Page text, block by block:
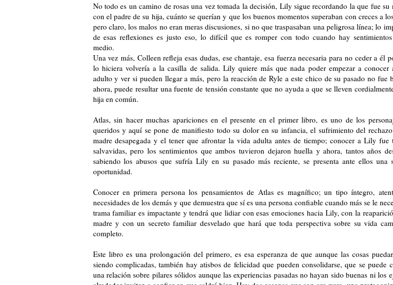
No todo es un camino de rosas una vez tomada la decisión, Lily sigue recordando la que fue su
con el padre de su hija, cuánto se querían y que los buenos momentos superaban con creces a
pero claro, los malos no eran meras discusiones, si no que traspasaban una peligrosa línea; lo
de esas reflexiones es justo eso, lo difícil que es romper con todo cuando hay
medio.
Una vez más, Colleen refleja esas dudas, ese chantaje, esa fuerza necesaria para no ceder a él
lo hiciera volvería a la casilla de salida. Lily quiere más que nada poder empezar a conocer
adulto y ver si pueden llegar a más, pero la reacción de Ryle a este chico de su pasado no fue
ahora, puede resultar una fuente de tensión constante que no ayuda a que se lleven
hija en común.
Atlas, sin hacer muchas apariciones en el presente en el primer libro, es uno de los
queridos y aquí se pone de manifiesto todo su dolor en su infancia, el sufrimiento del
madre desapegada y el tener que afrontar la vida adulta antes de tiempo; conocer a Lily fue
salvavidas, pero los sentimientos que ambos tuvieron dejaron huella y ahora, tantos años
sabiendo los abusos que sufría Lily en su pasado más reciente, se presenta ante ellos una
oportunidad.
Conocer en primera persona los pensamientos de Atlas es magnífico; un tipo íntegro,
necesidades de los demás y que demuestra que sí es una persona confiable cuando más se le
trama familiar es impactante y tendrá que lidiar con esas emociones hacia Lily, con la
madre y con un secreto familiar desvelado que hará que toda perspectiva sobre su vida
completo.
Este libro es una prolongación del primero, es esa esperanza de que aunque las cosas
siendo complicadas, también hay atisbos de felicidad que pueden consolidarse, que se puede
una relación sobre pilares sólidos aunque las experiencias pasadas no hayan sido buenas ni los